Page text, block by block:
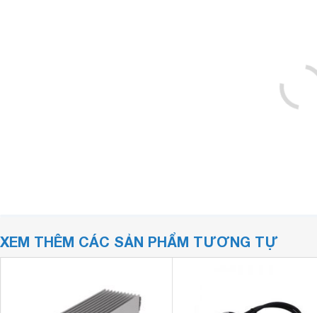
XEM THÊM CÁC SẢN PHẨM TƯƠNG TỰ